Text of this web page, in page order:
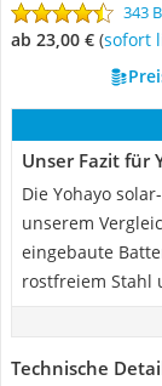
343
ab 23,00 € (
Unser Fazit für
Die Yohayo
unserem
eingebaute
rostfreiem Stahl
Technische